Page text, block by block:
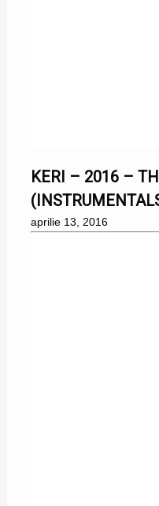
KERI – 2016 –
aprilie 13, 2016